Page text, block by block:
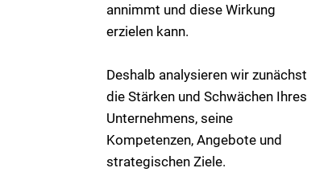
annimmt und diese Wirkung
erzielen kann.
Deshalb analysieren wir zunächst
die Stärken und Schwächen Ihres
Unternehmens, seine
Kompetenzen, Angebote und
strategischen Ziele.